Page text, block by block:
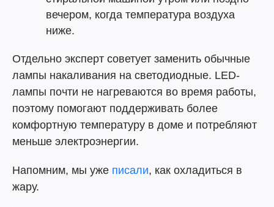
вечером, когда температура воздуха
ниже.
Отдельно эксперт советует заменить обычные
лампы накаливания на светодиодные. LED-
лампы почти не нагреваются во время работы,
поэтому помогают поддерживать более
комфортную температуру в доме и потребляют
меньше электроэнергии.
Напомним, мы уже писали, как охладиться в
жару.